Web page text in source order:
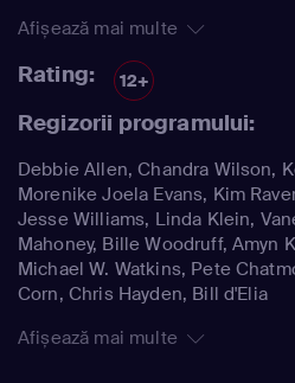
Afișează mai multe
Rating: 12+
Regizorii programului:
Debbie Allen, Chandra Wilson,
Morenike Joela Evans, Kim
Jesse Williams, Linda Klein,
Mahoney, Bille Woodruff, Amyn
Michael W. Watkins, Pete
Corn, Chris Hayden, Bill d'Elia
Afișează mai multe